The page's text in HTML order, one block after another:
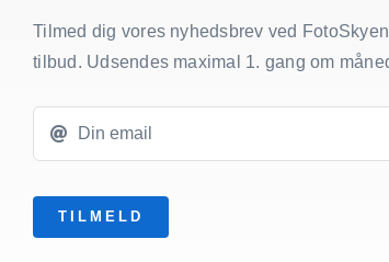
Tilmed dig vores nyhedsbrev ved
tilbud. Udsendes maximal 1. gang om
TILMELD